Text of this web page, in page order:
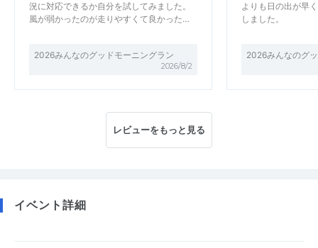
況に対応できるか自分を試してみました。
風が弱かったのが走りやすくて良かった…
2026みんなのグッドモーニングラン
2026/8/2
よりも日の出が早
しました。
2026みんなのグ
レビューをもっと見る
イベント詳細